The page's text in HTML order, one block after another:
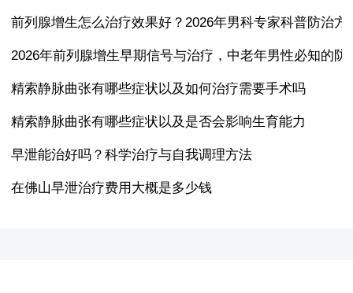
前列腺增生怎么治疗效果好？2026年男科专家科普防治方
2026年前列腺增生早期信号与治疗，中老年男性必知的防
精索静脉曲张有哪些症状以及如何治疗需要手术吗
精索静脉曲张有哪些症状以及是否会影响生育能力
早泄能治好吗？科学治疗与自我调理方法
在佛山早泄治疗费用大概是多少钱